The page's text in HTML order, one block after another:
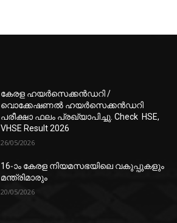
കേരള ഹയർസെക്കൻഡറി /
വൊക്കേഷണൽ ഹയർസെക്കൻഡറി
പരീക്ഷാ ഫലം പ്രഖ്യാപിച്ചു. Check HSE,
VHSE Result 2026
26/05/2026
16-ാം കേരള നിയമസഭയിലെ വകുപ്പുകളും
മന്ത്രിമാരും
20/05/2026